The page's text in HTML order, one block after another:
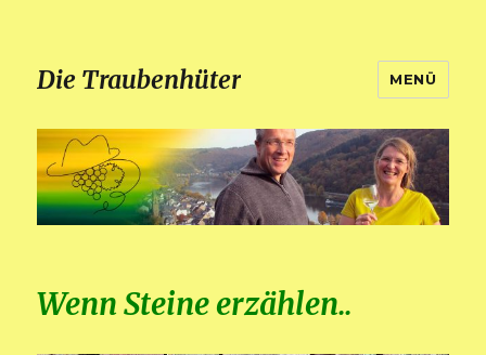
Die Traubenhüter MENÜ
Wenn Steine erzählen..